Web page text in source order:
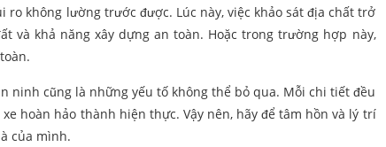
không lường trước được. Lúc này, việc khảo sát địa chất trở
và khả năng xây dựng an toàn. Hoặc trong trường hợp này,
ninh cũng là những yếu tố không thể bỏ qua. Mỗi chi tiết đều
hoàn hảo thành hiện thực. Vậy nên, hãy để tâm hồn và lý trí
của mình.